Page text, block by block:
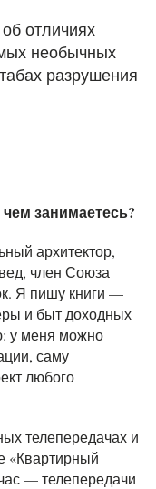
отличиях
необычных
разрушения
занимаетесь?
архитектор,
член Союза
Я пишу книги —
и быт доходных
у меня можно
саму
любого
телепередачах и
«Квартирный
— телепередачи